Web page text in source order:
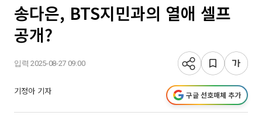
송다은, BTS지민과의 열애 셀프
공개?
입력 2025-08-27 09:00
기정아 기자 구글 선호매체 추가